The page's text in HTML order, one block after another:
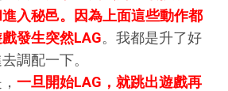
入秘邑。因為上面這些動作都
發生突然LAG。我都是升了好
調配一下。
一旦開始LAG，就跳出遊戲再